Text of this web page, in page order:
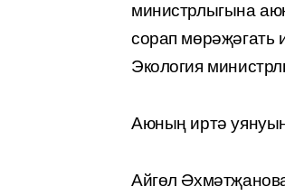
министрлыгына
сорап мөрәҗәгать
Экология
Аюның иртә
Айгөл